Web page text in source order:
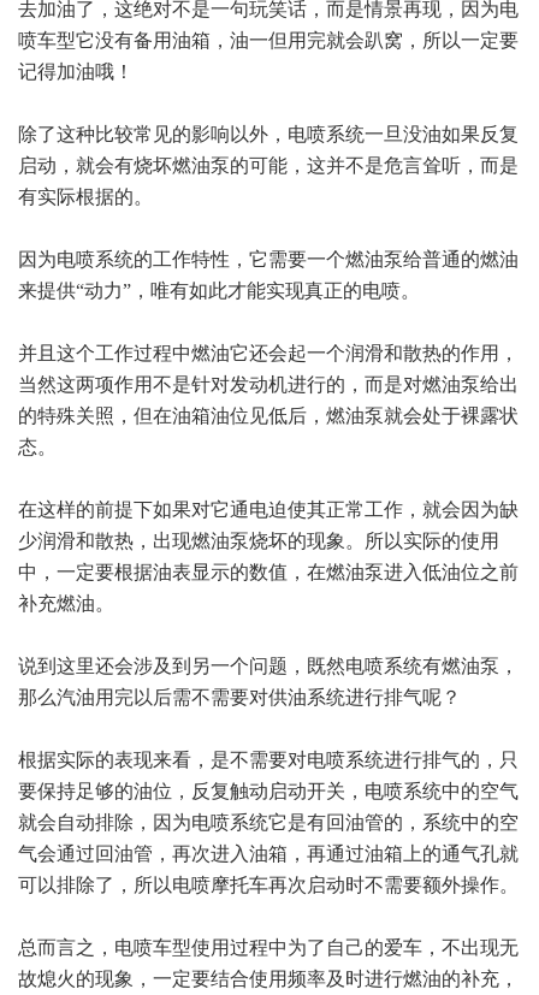
去加油了，这绝对不是一句玩笑话，而是情景再现，因为电
喷车型它没有备用油箱，油一但用完就会趴窝，所以一定要
记得加油哦！
除了这种比较常见的影响以外，电喷系统一旦没油如果反复
启动，就会有烧坏燃油泵的可能，这并不是危言耸听，而是
有实际根据的。
因为电喷系统的工作特性，它需要一个燃油泵给普通的燃油
来提供“动力”，唯有如此才能实现真正的电喷。
并且这个工作过程中燃油它还会起一个润滑和散热的作用，
当然这两项作用不是针对发动机进行的，而是对燃油泵给出
的特殊关照，但在油箱油位见低后，燃油泵就会处于裸露状
态。
在这样的前提下如果对它通电迫使其正常工作，就会因为缺
少润滑和散热，出现燃油泵烧坏的现象。所以实际的使用
中，一定要根据油表显示的数值，在燃油泵进入低油位之前
补充燃油。
说到这里还会涉及到另一个问题，既然电喷系统有燃油泵，
那么汽油用完以后需不需要对供油系统进行排气呢？
根据实际的表现来看，是不需要对电喷系统进行排气的，只
要保持足够的油位，反复触动启动开关，电喷系统中的空气
就会自动排除，因为电喷系统它是有回油管的，系统中的空
气会通过回油管，再次进入油箱，再通过油箱上的通气孔就
可以排除了，所以电喷摩托车再次启动时不需要额外操作。
总而言之，电喷车型使用过程中为了自己的爱车，不出现无
故熄火的现象，一定要结合使用频率及时进行燃油的补充，